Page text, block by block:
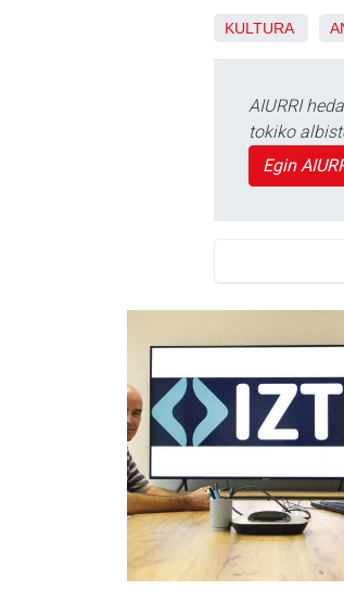
KULTURA
AIURRI
tokiko
Egin